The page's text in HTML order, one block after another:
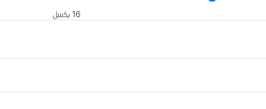
16 بكسل